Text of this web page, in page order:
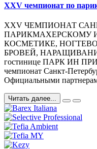
XXV чемпионат по
XXV ЧЕМПИОНАТ
ПАРИКМАХЕРСКОМУ
КОСМЕТИКЕ,
БРОВЕЙ,
гостинице ПАРК ИН
чемпионат Санкт-
Официальными
Читать далее...